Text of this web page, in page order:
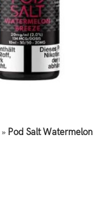
» Pod Salt Watermelon